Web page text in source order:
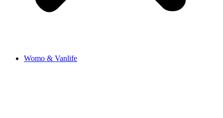
Womo & Vanlife